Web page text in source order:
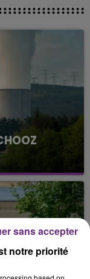
situation
est toujours
notre priorité
sans accepter